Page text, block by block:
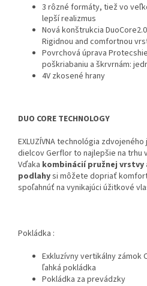
3 rôzné formáty, tiež vo
lepší realizmus
Nová konštrukcia
Rigidnou and comfortnou
Povrchová úprava
poškriabaniu a škrvrnám:
4V zkosené hrany
DUO CORE TECHNOLOGY
EXLUZÍVNA technológia
dielcov Gerflor to najlepšie na trhu
Vďaka kombinácií pružnej vrstvy
podlahysi môžete dopriať
spoľahnúť na vynikajúci úžitkové
Pokládka :
Exkluzívny vertikálny zámok
ľahká pokládka
Pokládka za prevádzky